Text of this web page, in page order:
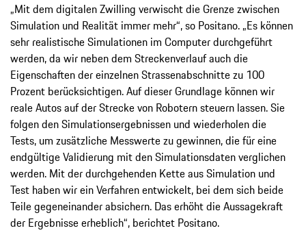
„Mit dem digitalen Zwilling verwischt die Grenze zwischen
Simulation und Realität immer mehr“, so Positano. „Es können
sehr realistische Simulationen im Computer durchgeführt
werden, da wir neben dem Streckenverlauf auch die
Eigenschaften der einzelnen Strassenabschnitte zu 100
Prozent berücksichtigen. Auf dieser Grundlage können wir
reale Autos auf der Strecke von Robotern steuern lassen. Sie
folgen den Simulationsergebnissen und wiederholen die
Tests, um zusätzliche Messwerte zu gewinnen, die für eine
endgültige Validierung mit den Simulationsdaten verglichen
werden. Mit der durchgehenden Kette aus Simulation und
Test haben wir ein Verfahren entwickelt, bei dem sich beide
Teile gegeneinander absichern. Das erhöht die Aussagekraft
der Ergebnisse erheblich“, berichtet Positano.